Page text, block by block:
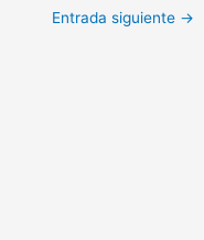
Entrada siguiente →